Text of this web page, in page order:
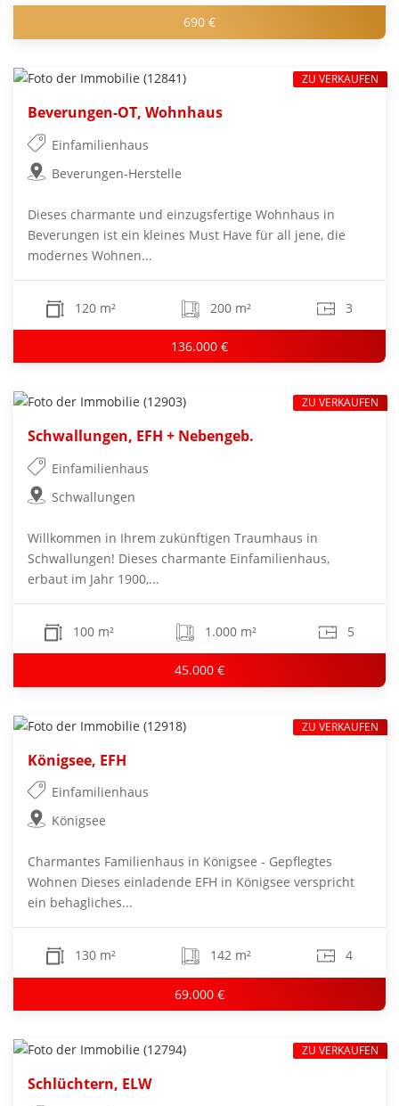
690 €
Beverungen-OT, Wohnhaus
Einfamilienhaus
Beverungen-Herstelle
Dieses charmante und einzugsfertige Wohnhaus in
Beverungen ist ein kleines Must Have für all jene, die
modernes Wohnen...
120 m² 200 m² 3
136.000 €
ZU VERKAUFEN
Schwallungen, EFH + Nebengeb.
Einfamilienhaus
Schwallungen
Willkommen in Ihrem zukünftigen Traumhaus in
Schwallungen! Dieses charmante Einfamilienhaus,
erbaut im Jahr 1900,...
100 m² 1.000 m² 5
45.000 €
ZU VERKAUFEN
Königsee, EFH
Einfamilienhaus
Königsee
Charmantes Familienhaus in Königsee - Gepflegtes
Wohnen Dieses einladende EFH in Königsee verspricht
ein behagliches...
130 m² 142 m² 4
69.000 €
ZU VERKAUFEN
Schlüchtern, ELW
ZU VERKAUFEN